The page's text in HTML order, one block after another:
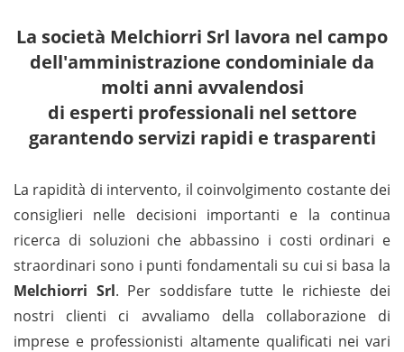
La società Melchiorri Srl lavora nel campo
dell'amministrazione condominiale da
molti anni avvalendosi
di esperti professionali nel settore
garantendo servizi rapidi e trasparenti
La rapidità di intervento, il coinvolgimento costante dei
consiglieri nelle decisioni importanti e la continua
ricerca di soluzioni che abbassino i costi ordinari e
straordinari sono i punti fondamentali su cui si basa la
Melchiorri Srl. Per soddisfare tutte le richieste dei
nostri clienti ci avvaliamo della collaborazione di
imprese e professionisti altamente qualificati nei vari